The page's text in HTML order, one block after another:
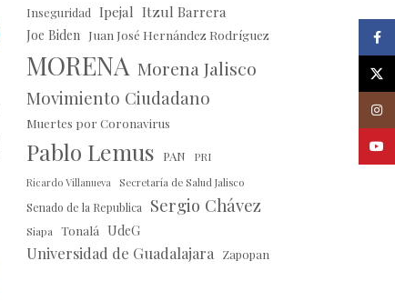
Inseguridad Ipejal Itzul Barrera
Joe Biden Juan José Hernández Rodríguez
MORENA Morena Jalisco
Movimiento Ciudadano
Muertes por Coronavirus
Pablo Lemus PAN PRI
Ricardo Villanueva Secretaría de Salud Jalisco
Senado de la Republica Sergio Chávez
Siapa Tonalá UdeG
Universidad de Guadalajara Zapopan